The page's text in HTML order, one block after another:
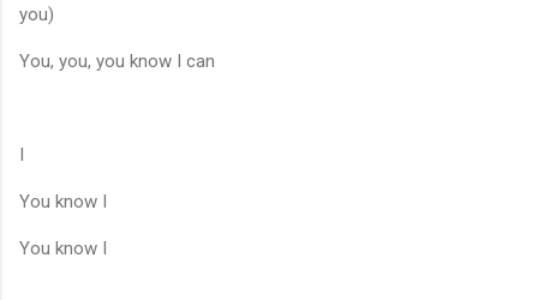
you)
You, you, you know I can
I
You know I
You know I